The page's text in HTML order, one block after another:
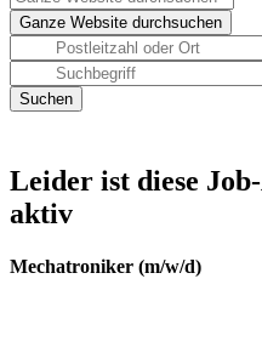
Leider ist diese
aktiv
Mechatroniker (m/w/d)